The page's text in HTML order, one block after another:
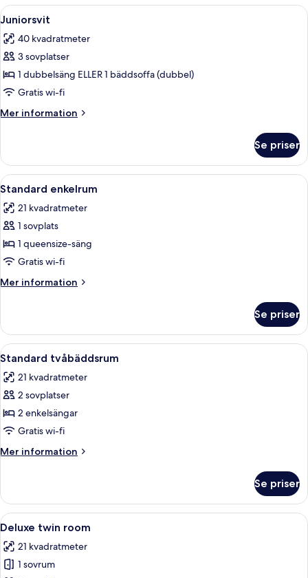
Öppna
alla
foton
för
Juniorsvit
En snyggt bäddad säng med en
6
Juniorsvit
40 kvadratmeter
3 sovplatser
1 dubbelsäng ELLER 1 bäddsoffa (dubbel)
Gratis wi-fi
Mer information
Mer
Se priser
Öppna
alla
foton
för
Standard
enkelrum
Ett hotellrum med två sängar, ett
3
Standard enkelrum
21 kvadratmeter
1 sovplats
1 queensize-säng
Gratis wi-fi
Mer information
Mer
enkelrum
Se priser
Öppna
alla
foton
för
Standard
tvåbäddsrum
Ett hotellrum med två sängar, ett
3
Standard tvåbäddsrum
21 kvadratmeter
2 sovplatser
2 enkelsängar
Gratis wi-fi
Mer information
Mer
tvåbäddsrum
Se priser
Öppna
alla
foton
för
Ett badrum med ett vitt handfat, en
1
Deluxe twin room
21 kvadratmeter
1 sovrum